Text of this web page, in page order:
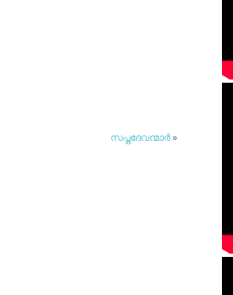
സപ്തദേവന്മാര്‍»